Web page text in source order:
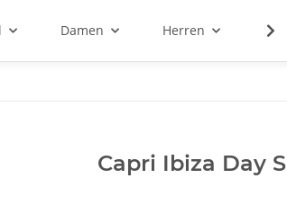
Damen Herren Sale
Capri Ibiza Day S